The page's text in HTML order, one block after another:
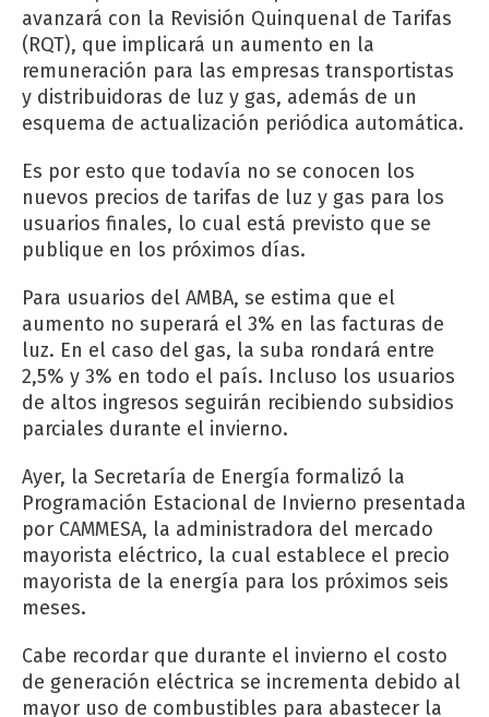
avanzará con la Revisión Quinquenal de Tarifas
(RQT), que implicará un aumento en la
remuneración para las empresas transportistas
y distribuidoras de luz y gas, además de un
esquema de actualización periódica automática.
Es por esto que todavía no se conocen los
nuevos precios de tarifas de luz y gas para los
usuarios finales, lo cual está previsto que se
publique en los próximos días.
Para usuarios del AMBA, se estima que el
aumento no superará el 3% en las facturas de
luz. En el caso del gas, la suba rondará entre
2,5% y 3% en todo el país. Incluso los usuarios
de altos ingresos seguirán recibiendo subsidios
parciales durante el invierno.
Ayer, la Secretaría de Energía formalizó la
Programación Estacional de Invierno presentada
por CAMMESA, la administradora del mercado
mayorista eléctrico, la cual establece el precio
mayorista de la energía para los próximos seis
meses.
Cabe recordar que durante el invierno el costo
de generación eléctrica se incrementa debido al
mayor uso de combustibles para abastecer la